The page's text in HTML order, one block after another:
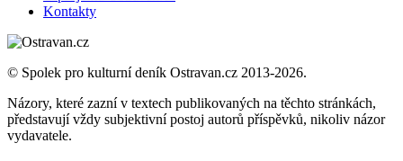
Kontakty
© Spolek pro kulturní deník Ostravan.cz 2013-2026.
Názory, které zazní v textech publikovaných na těchto stránkách,
představují vždy subjektivní postoj autorů příspěvků, nikoliv názor
vydavatele.